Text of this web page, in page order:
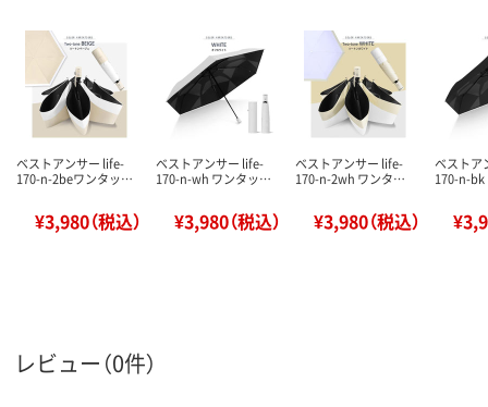
ベストアンサー life-
170-n-2beワンタッ…
¥3,980（税込）
ベストアンサー life-
170-n-wh ワンタッ…
¥3,980（税込）
ベストアンサー life-
170-n-2wh ワンタ…
¥3,980（税込）
ベストア
170-n-
レビュー（0件）